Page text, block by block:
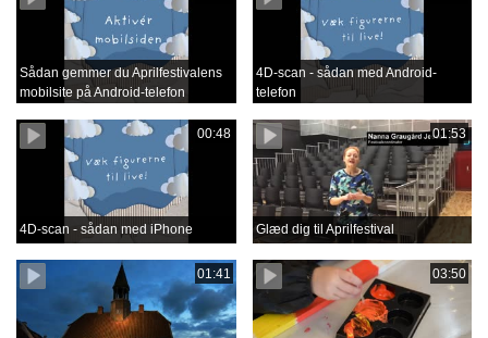
Sådan gemmer du Aprilfestivalens
mobilsite på Android-telefon
4D-scan - sådan med Android-
telefon
00:48
4D-scan - sådan med iPhone
01:53
Glæd dig til Aprilfestival
01:41 03:50